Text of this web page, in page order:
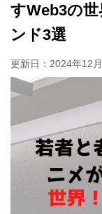
すWeb3の
ンド3選
更新日： 2024年12